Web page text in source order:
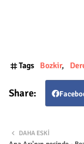
Tags Bozkir
DAHA ESKI